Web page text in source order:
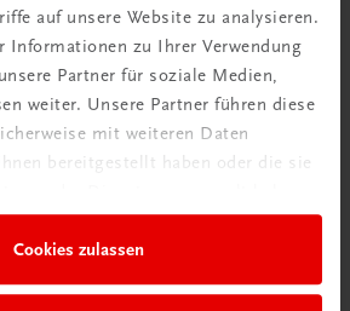
auf unsere Website zu analysieren.
Informationen zu Ihrer Verwendung
Partner für soziale Medien,
weiter. Unsere Partner führen diese
mit weiteren Daten
bereitgestellt haben oder die sie
Cookies zulassen